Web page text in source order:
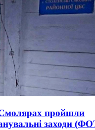
пройшли
заходи